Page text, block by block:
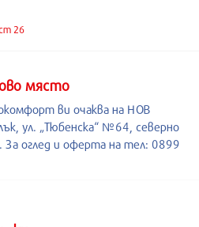
26
място
ви очаква на НОВ
ул. „Тюбенска“ №64, северно
оглед и оферта на тел: 0899